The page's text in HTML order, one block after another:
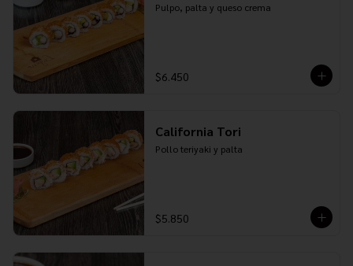
Pulpo, palta y queso crema
$6.450
California Tori
Pollo teriyaki y palta
$5.850